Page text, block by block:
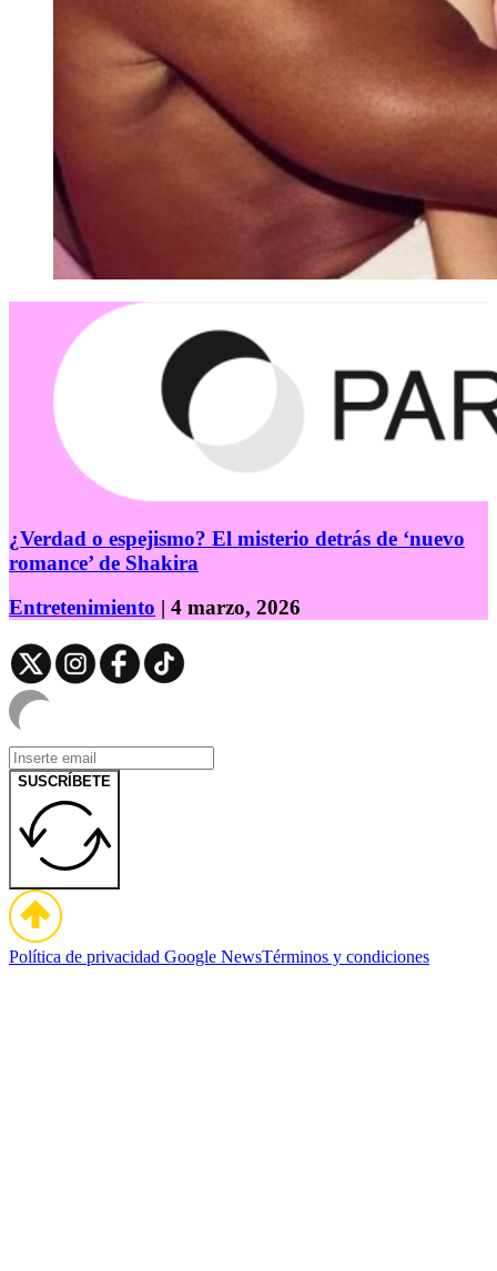
¿Verdad o espejismo? El misterio detrás de ‘nuevo
romance’ de Shakira
Entretenimiento | 4 marzo, 2026
SUSCRÍBETE
Política de privacidad Google NewsTérminos y condiciones